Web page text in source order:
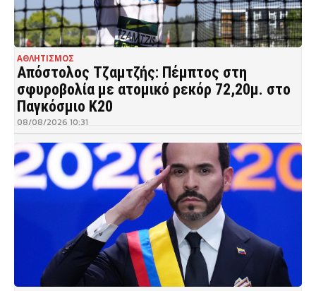
ΑΘΛΗΤΙΣΜΟΣ
Απόστολος Τζαμτζής: Πέμπτος στη
σφυροβολία με ατομικό ρεκόρ 72,20μ. στο
Παγκόσμιο Κ20
08/08/2026 10:31